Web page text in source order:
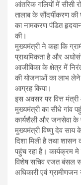
आंतरिक गलियों में सीसी
तालाब के सौंदर्यीकरण
का नामकरण पंडित
की।
मुख्यमंत्री ने कहा कि
प्राथमिकता है और
आजीविका के क्षेत्र में
की योजनाओं का लाभ लेने
आग्रह किया।
इस अवसर पर वित्त मंत्री
मुख्यमंत्री का सीधे गांव
कार्यशैली और जनसेवा के
मुख्यमंत्री विष्णु देव
दिशा मिली है तथा
पहुंच रहा है। कार्यक्रम
विशेष सचिव रजत बंसल
अधिकारी एवं